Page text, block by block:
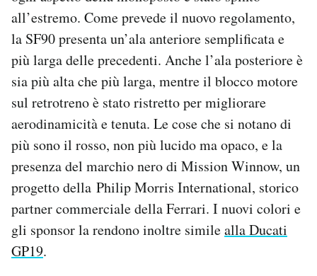
Hai bisogno di aiuto?
Esci
all’estremo. Come prevede il nuovo regolamento,
la SF90 presenta un’ala anteriore semplificata e
più larga delle precedenti. Anche l’ala posteriore è
sia più alta che più larga, mentre il blocco motore
sul retrotreno è stato ristretto per migliorare
aerodinamicità e tenuta. Le cose che si notano di
più sono il rosso, non più lucido ma opaco, e la
presenza del marchio nero di Mission Winnow, un
progetto della Philip Morris International, storico
partner commerciale della Ferrari. I nuovi colori e
gli sponsor la rendono inoltre similealla Ducati
GP19.